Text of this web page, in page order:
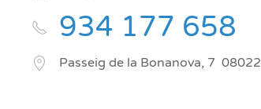
934 177 658
Passeig de la Bonanova, 7 08022